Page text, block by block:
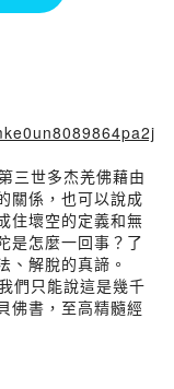
三世多杰羌佛藉由
關係，也可以說成
住壞空的定義和無
是怎麼一回事？了
、解脫的真諦。
們只能說這是幾千
佛書，至高精髓經